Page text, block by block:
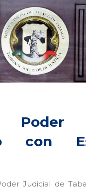
Poder
con
Judicial de